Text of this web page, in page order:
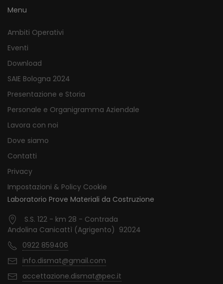
Menu
Ambiti Operativi
Eventi
Download
SAIE Bologna 2024
Presentazione e Storia
Personale e Organigramma Aziendale
Lavora con noi
Dove siamo
Contatti
Privacy
Impostazioni & Policy Cookie
Laboratorio Prove Materiali da Costruzione
S.S. 122 - km 28 - Contrada
Andolina Canicattì (Agrigento) 92024
0922 859406
info.dismat@gmail.com
accettazione.dismat@pec.it